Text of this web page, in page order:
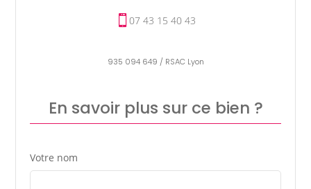
935 094 649 / RSAC Lyon
07 43 15 40 43
En savoir plus sur ce bien ?
Votre nom